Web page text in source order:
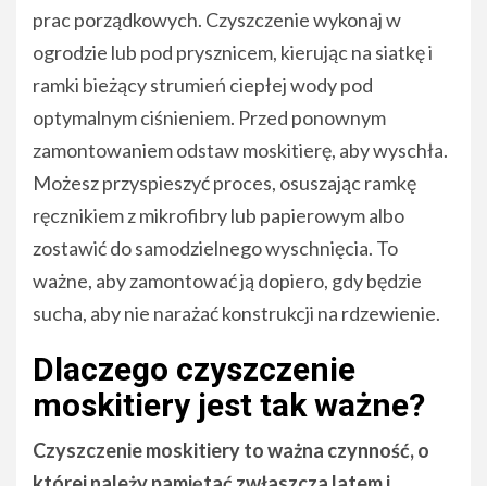
prac porządkowych. Czyszczenie wykonaj w
ogrodzie lub pod prysznicem, kierując na siatkę i
ramki bieżący strumień ciepłej wody pod
optymalnym ciśnieniem. Przed ponownym
zamontowaniem odstaw moskitierę, aby wyschła.
Możesz przyspieszyć proces, osuszając ramkę
ręcznikiem z mikrofibry lub papierowym albo
zostawić do samodzielnego wyschnięcia. To
ważne, aby zamontować ją dopiero, gdy będzie
sucha, aby nie narażać konstrukcji na rdzewienie.
Dlaczego czyszczenie
moskitiery jest tak ważne?
Czyszczenie moskitiery to ważna czynność, o